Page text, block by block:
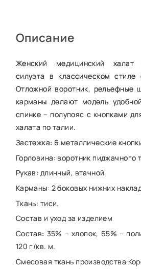
Описание
Женский медицинский халат
силуэта в классическом стиле
Отложной воротник, рельефные
карманы делают модель
спинке – полупояс с кнопками
халата по талии.
Застежка: 6 металлические
Горловина: воротник пиджачного
Рукав: длинный, втачной.
Карманы: 2 боковых нижних
Ткань: тиси.
Состав и уход за изделием
Состав: 35% – хлопок, 65% –
120 г/кв. м.
Смесовая ткань производства